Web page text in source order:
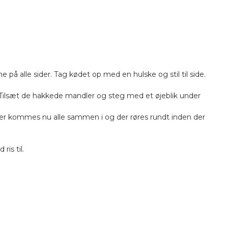
på alle sider. Tag kødet op med en hulske og stil til side.
de hakkede mandler og steg med et øjeblik under
kommes nu alle sammen i og der røres rundt inden der
ris til.